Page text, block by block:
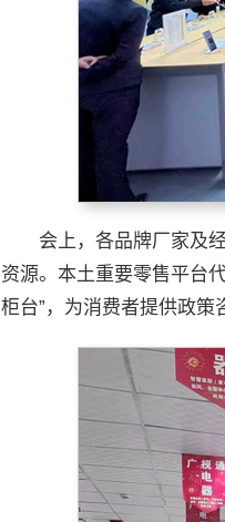
会上，各品牌厂家及
资源。本土重要零售平台
柜台”，为消费者提供政策